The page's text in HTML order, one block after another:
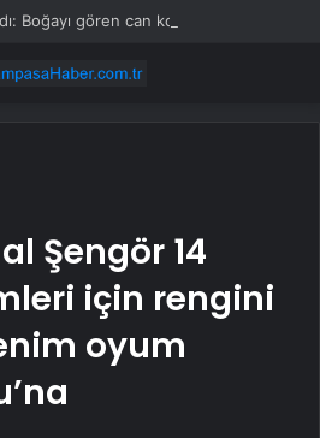
Boğayı gören can korkusuyla kaçtı
Şengör 14
için rengini
oyum